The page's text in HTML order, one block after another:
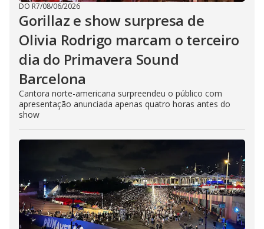
DO R7/08/06/2026
Gorillaz e show surpresa de
Olivia Rodrigo marcam o terceiro
dia do Primavera Sound
Barcelona
Cantora norte-americana surpreendeu o público com
apresentação anunciada apenas quatro horas antes do
show